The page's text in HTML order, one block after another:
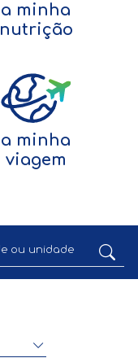
a minha
nutrição
a minha
viagem